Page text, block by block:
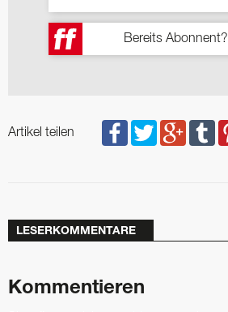
Bereits Abonnent?
Artikel teilen
LESERKOMMENTARE
Kommentieren